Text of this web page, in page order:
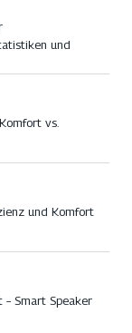
und
vs.
und Komfort
Smart Speaker